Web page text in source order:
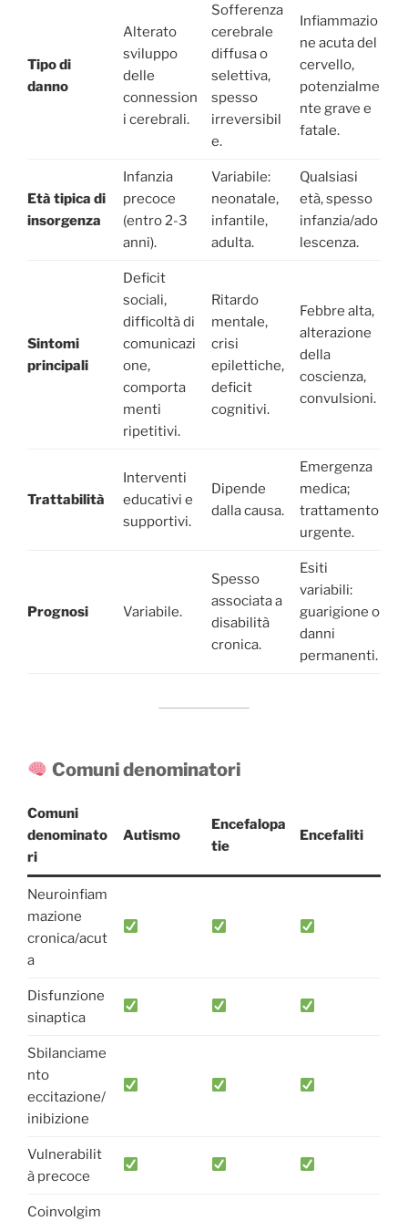
Tipo di
danno
Alterato
sviluppo
delle
connession
i cerebrali.
Sofferenza
cerebrale
diffusa o
selettiva,
spesso
irreversibil
e.
Infiammazio
ne acuta del
cervello,
potenzialme
nte grave e
fatale.
Età tipica di
insorgenza
Infanzia
precoce
(entro 2-3
anni).
Variabile:
neonatale,
infantile,
adulta.
Qualsiasi
età, spesso
infanzia/ado
lescenza.
Sintomi
principali
Deficit
sociali,
difficoltà di
comunicazi
one,
comporta
menti
ripetitivi.
Ritardo
mentale,
crisi
epilettiche,
deficit
cognitivi.
Febbre alta,
alterazione
della
coscienza,
convulsioni.
Trattabilità
Interventi
educativi e
supportivi.
Dipende
dalla causa.
Emergenza
medica;
trattamento
urgente.
Prognosi Variabile.
Spesso
associata a
disabilità
cronica.
Esiti
variabili:
guarigione o
danni
permanenti.
Comuni denominatori
Comuni
denominato
ri
Autismo
Encefalopa
tie
Encefaliti
Neuroinfiam
mazione
cronica/acut
a
Disfunzione
sinaptica
Sbilanciame
nto
eccitazione/
inibizione
Vulnerabilit
à precoce
Coinvolgim